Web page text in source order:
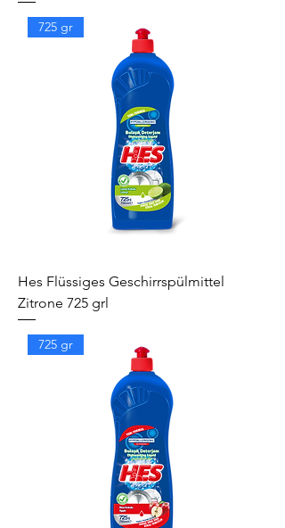
725 gr
Hes Flüssiges Geschirrspülmittel
Zitrone 725 grl
725 gr